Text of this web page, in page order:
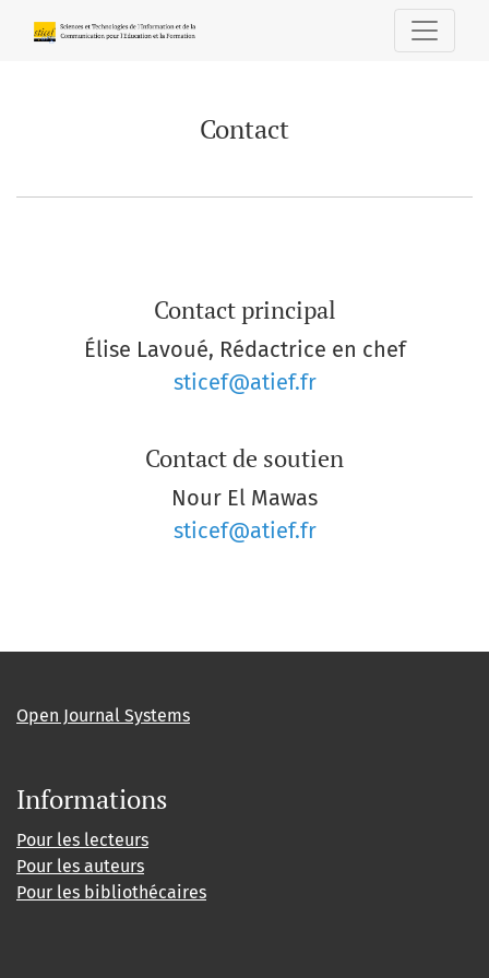
Contact
Contact principal
Élise Lavoué, Rédactrice en chef
sticef@atief.fr
Contact de soutien
Nour El Mawas
sticef@atief.fr
Open Journal Systems
Informations
Pour les lecteurs
Pour les auteurs
Pour les bibliothécaires